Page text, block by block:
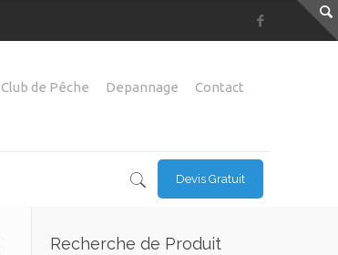
Club de Pêche Depannage Contact
Devis Gratuit
Recherche de Produit